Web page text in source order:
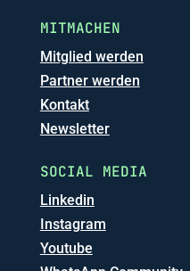
MITMACHEN
Mitglied werden
Partner werden
Kontakt
Newsletter
SOCIAL MEDIA
Linkedin
Instagram
Youtube